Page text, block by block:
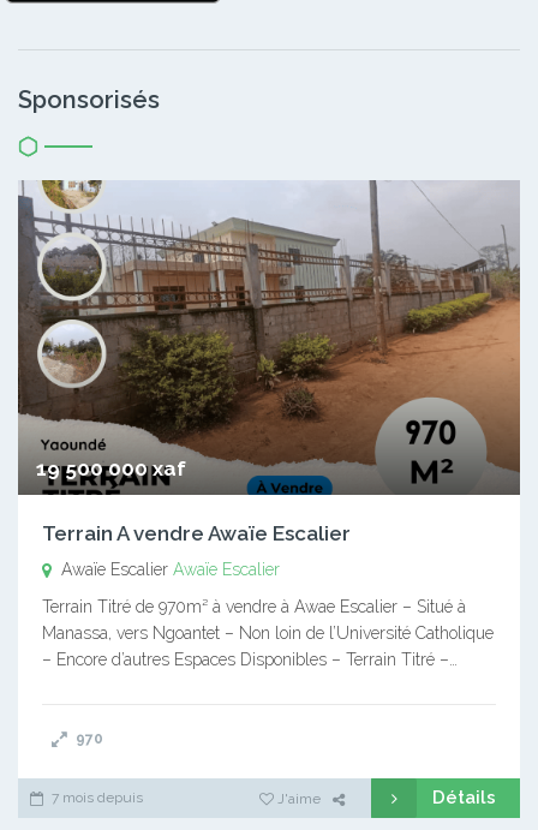
Sponsorisés
19 500 000 xaf
Terrain A vendre Awaïe Escalier
Awaïe Escalier Awaïe Escalier
Terrain Titré de 970m² à vendre à Awae Escalier – Situé à
Manassa, vers Ngoantet – Non loin de l’Université Catholique
– Encore d’autres Espaces Disponibles – Terrain Titré –…
970
7 mois depuis J'aime Détails